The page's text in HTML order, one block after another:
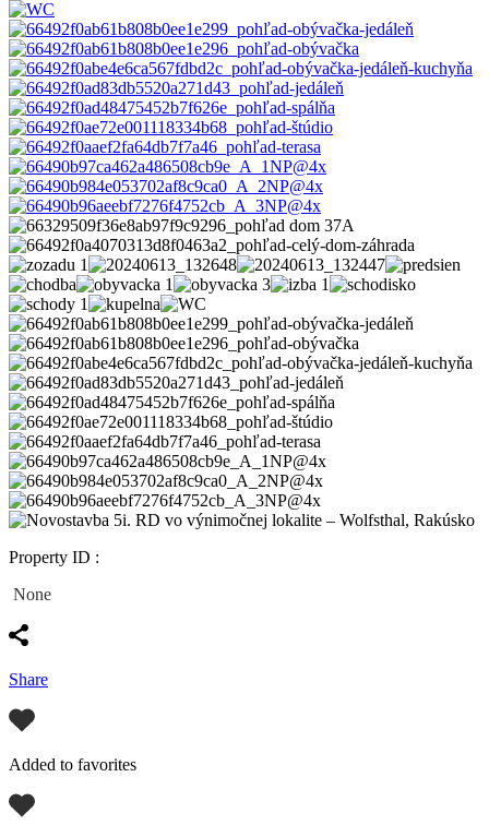
Property ID :
None
Share
Added to favorites